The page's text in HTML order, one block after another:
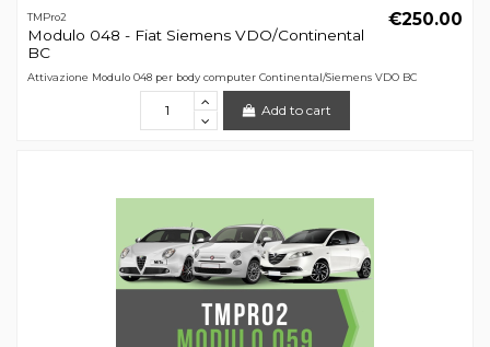
TMPro2
Modulo 048 - Fiat Siemens VDO/Continental
BC
€250.00
Attivazione Modulo 048 per body computer Continental/Siemens VDO BC
Add to cart